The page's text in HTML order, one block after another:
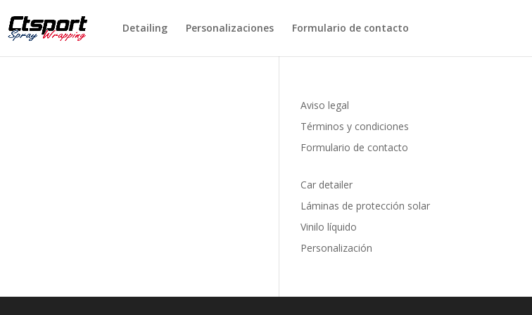
Detailing Personalizaciones Formulario de contacto
Aviso legal
Términos y condiciones
Formulario de contacto
Car detailer
Láminas de protección solar
Vinilo líquido
Personalización